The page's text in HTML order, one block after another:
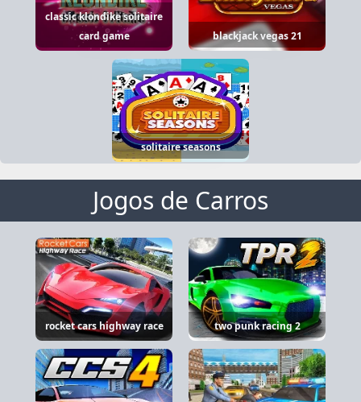
classic klondike solitaire
card game
blackjack vegas 21
solitaire seasons
Jogos de Carros
rocket cars highway race two punk racing 2